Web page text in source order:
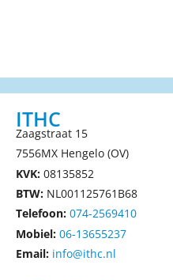
ITHC
Zaagstraat 15
7556MX Hengelo (OV)
KVK: 08135852
BTW: NL001125761B68
Telefoon: 074-2569410
Mobiel: 06-13655237
Email: info@ithc.nl